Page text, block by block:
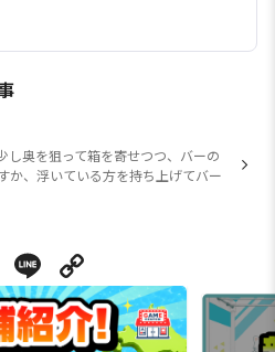
し奥を狙って箱を寄せつつ、バーの
か、浮いている方を持ち上げてバー
X Line